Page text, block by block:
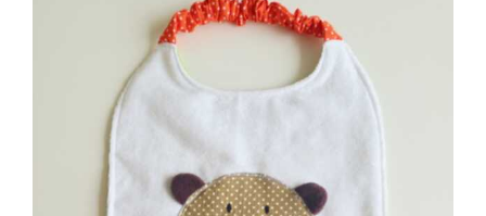
17,00 €
a
37,00 €